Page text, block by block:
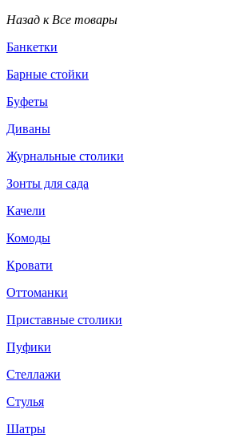
Назад к Все товары
Банкетки
Барные стойки
Буфеты
Диваны
Журнальные столики
Зонты для сада
Качели
Комоды
Кровати
Оттоманки
Приставные столики
Пуфики
Стеллажи
Стулья
Шатры